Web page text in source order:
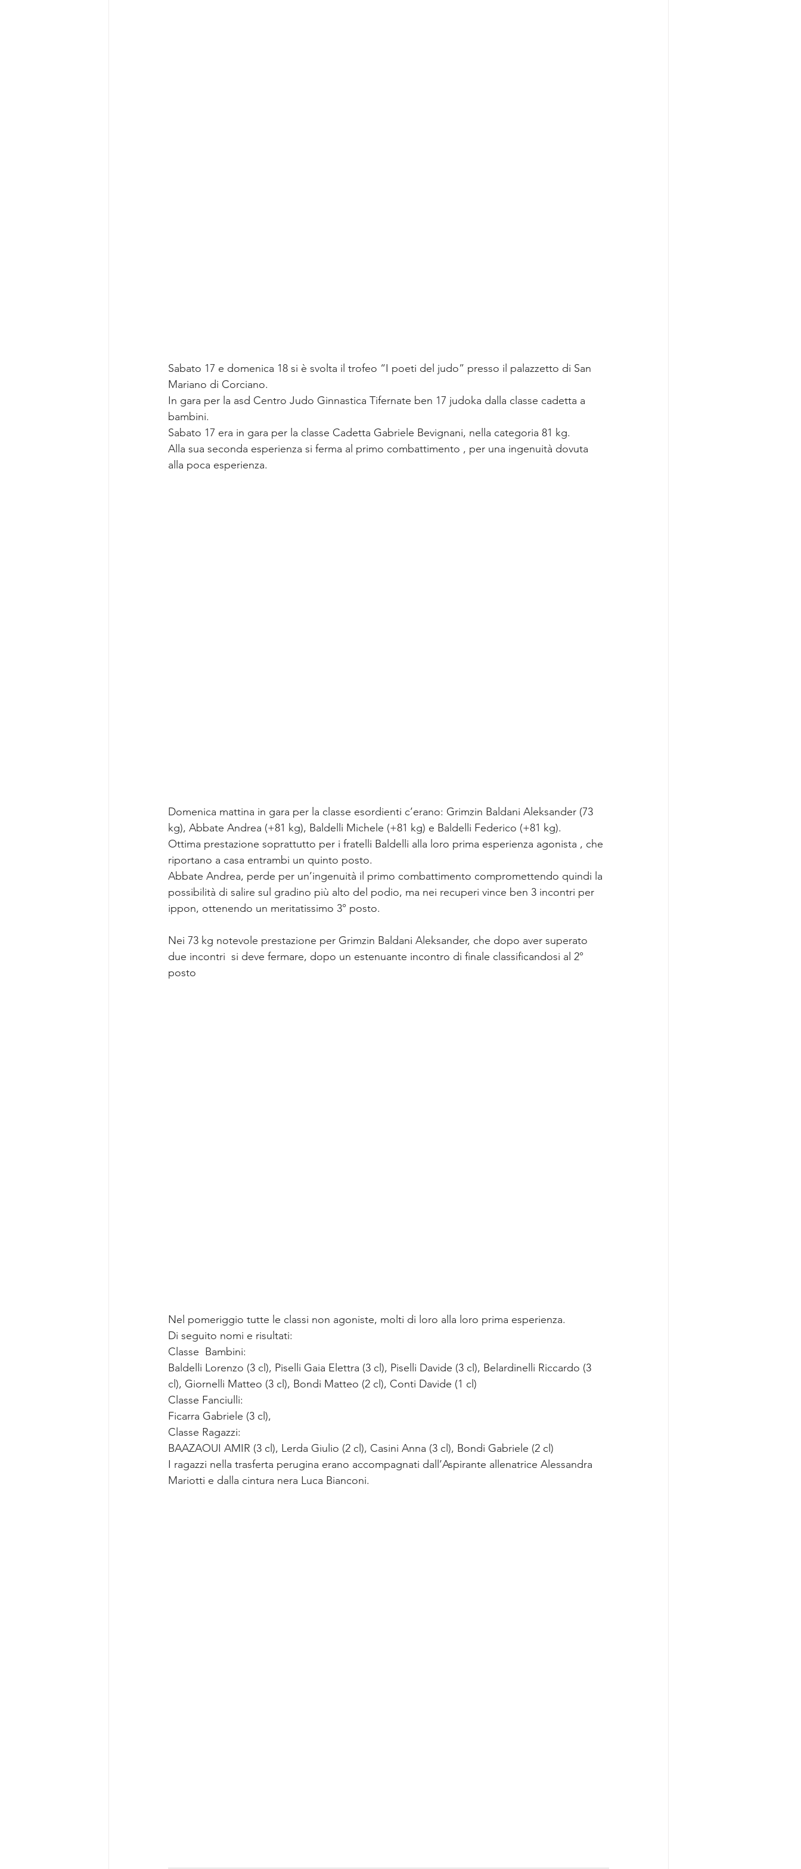
Sabato 17 e domenica 18 si è svolta il trofeo “I poeti del judo” presso il palazzetto di San
Mariano di Corciano.
In gara per la asd Centro Judo Ginnastica Tifernate ben 17 judoka dalla classe cadetta a
bambini.
Sabato 17 era in gara per la classe Cadetta Gabriele Bevignani, nella categoria 81 kg.
Alla sua seconda esperienza si ferma al primo combattimento , per una ingenuità dovuta
alla poca esperienza.
Domenica mattina in gara per la classe esordienti c’erano: Grimzin Baldani Aleksander (73
kg), Abbate Andrea (+81 kg), Baldelli Michele (+81 kg) e Baldelli Federico (+81 kg).
Ottima prestazione soprattutto per i fratelli Baldelli alla loro prima esperienza agonista , che
riportano a casa entrambi un quinto posto.
Abbate Andrea, perde per un’ingenuità il primo combattimento compromettendo quindi la
possibilità di salire sul gradino più alto del podio, ma nei recuperi vince ben 3 incontri per
ippon, ottenendo un meritatissimo 3° posto.
Nei 73 kg notevole prestazione per Grimzin Baldani Aleksander, che dopo aver superato
due incontri  si deve fermare, dopo un estenuante incontro di finale classificandosi al 2°
posto
Nel pomeriggio tutte le classi non agoniste, molti di loro alla loro prima esperienza.
Di seguito nomi e risultati:
Classe  Bambini:
Baldelli Lorenzo (3 cl), Piselli Gaia Elettra (3 cl), Piselli Davide (3 cl), Belardinelli Riccardo (3
cl), Giornelli Matteo (3 cl), Bondi Matteo (2 cl), Conti Davide (1 cl)
Classe Fanciulli:
Ficarra Gabriele (3 cl),
Classe Ragazzi:
BAAZAOUI AMIR (3 cl), Lerda Giulio (2 cl), Casini Anna (3 cl), Bondi Gabriele (2 cl)
I ragazzi nella trasferta perugina erano accompagnati dall’Aspirante allenatrice Alessandra
Mariotti e dalla cintura nera Luca Bianconi.